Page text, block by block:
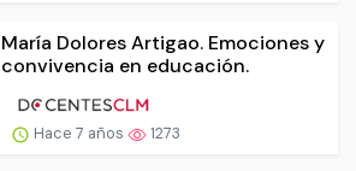
María Dolores Artigao. Emociones y
convivencia en educación.
Hace 7 años 1273